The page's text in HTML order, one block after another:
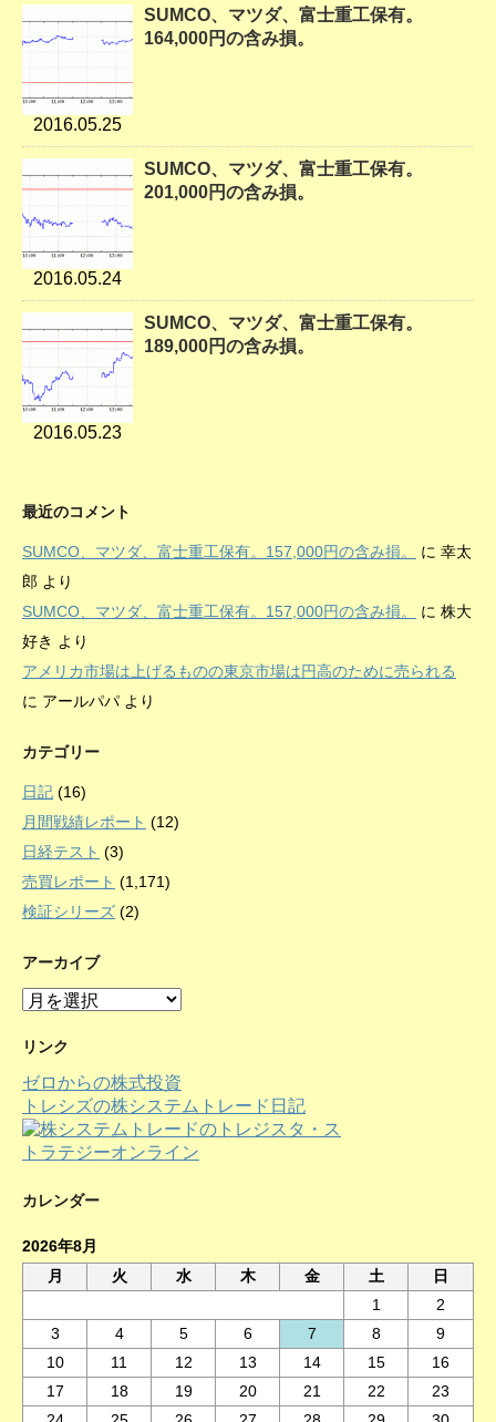
2016.05.25
SUMCO、マツダ、富士重工保有。
164,000円の含み損。
2016.05.24
SUMCO、マツダ、富士重工保有。
201,000円の含み損。
2016.05.23
SUMCO、マツダ、富士重工保有。
189,000円の含み損。
最近のコメント
SUMCO、マツダ、富士重工保有。157,000円の含み損。 に 幸太
郎 より
SUMCO、マツダ、富士重工保有。157,000円の含み損。
に 株大
好き より
アメリカ市場は上げるものの東京市場は円高のために売られる
に アールパパ より
カテゴリー
日記 (16)
月間戦績レポート (12)
日経テスト (3)
売買レポート (1,171)
検証シリーズ (2)
アーカイブ
ア
カ
ブ
リンク
ゼロからの株式投資
トレシズの株システムトレード日記
カレンダー
2026年8月
月
火 水 木 金 土
日
1
2
3
4 5 6 7 8
9
10
11 12 13 14 15
16
17
18 19 20 21 22
23